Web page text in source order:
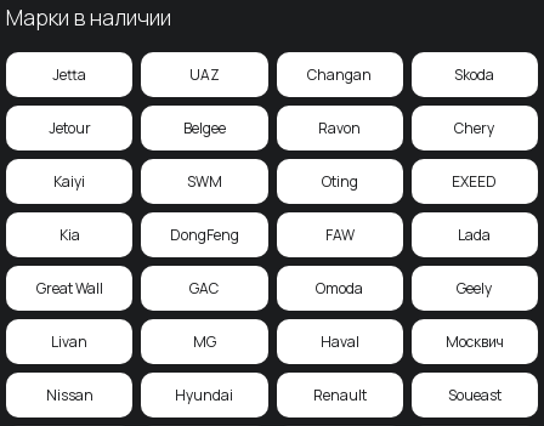
Марки в наличии
Jetta UAZ Changan Skoda
Jetour Belgee Ravon Chery
Kaiyi SWM Oting EXEED
Kia DongFeng FAW Lada
Great Wall GAC Omoda Geely
Livan MG Haval Москвич
Nissan Hyundai Renault Soueast